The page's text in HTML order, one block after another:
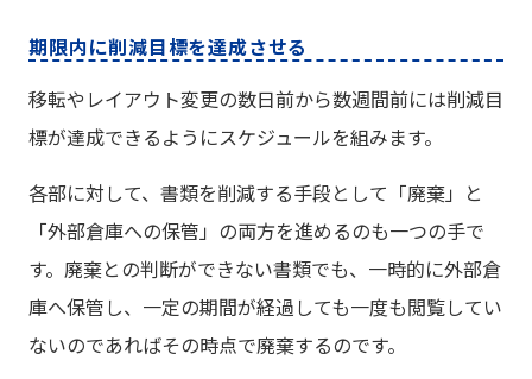
期限内に削減目標を達成させる
移転やレイアウト変更の数日前から数週間前には削減目
標が達成できるようにスケジュールを組みます。
各部に対して、書類を削減する手段として「廃棄」と
「外部倉庫への保管」の両方を進めるのも一つの手で
す。廃棄との判断ができない書類でも、一時的に外部倉
庫へ保管し、一定の期間が経過しても一度も閲覧してい
ないのであればその時点で廃棄するのです。